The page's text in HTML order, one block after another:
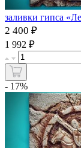
заливки гипса
2 400 ₽
1 992 ₽
- 17%